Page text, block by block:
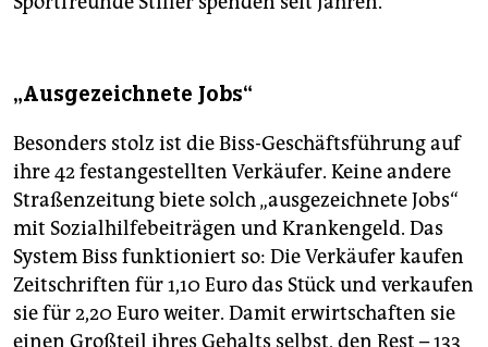
„Ausgezeichnete Jobs“
Besonders stolz ist die Biss-Geschäftsführung auf
ihre 42 festangestellten Verkäufer. Keine andere
Straßenzeitung biete solch „ausgezeichnete Jobs“
mit Sozialhilfebeiträgen und Krankengeld. Das
System Biss funktioniert so: Die Verkäufer kaufen
Zeitschriften für 1,10 Euro das Stück und verkaufen
sie für 2,20 Euro weiter. Damit erwirtschaften sie
einen Großteil ihres Gehalts selbst, den Rest – 133